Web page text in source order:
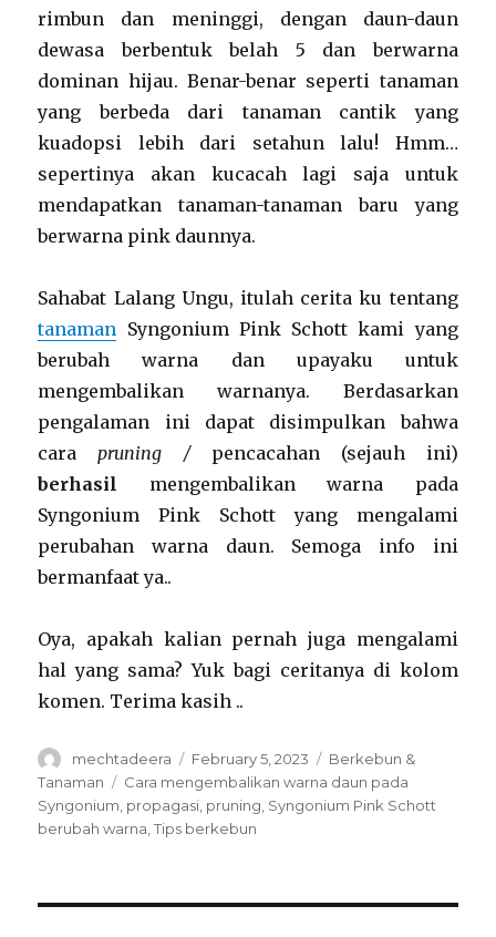
rimbun dan meninggi, dengan daun-daun
dewasa berbentuk belah 5 dan berwarna
dominan hijau. Benar-benar seperti tanaman
yang berbeda dari tanaman cantik yang
kuadopsi lebih dari setahun lalu! Hmm…
sepertinya akan kucacah lagi saja untuk
mendapatkan tanaman-tanaman baru yang
berwarna pink daunnya.
Sahabat Lalang Ungu, itulah cerita ku tentang
tanaman Syngonium Pink Schott kami yang
berubah warna dan upayaku untuk
mengembalikan warnanya. Berdasarkan
pengalaman ini dapat disimpulkan bahwa
cara pruning / pencacahan (sejauh ini)
berhasil
mengembalikan warna pada
Syngonium Pink Schott yang mengalami
perubahan warna daun. Semoga info ini
bermanfaat ya..
Oya, apakah kalian pernah juga mengalami
hal yang sama? Yuk bagi ceritanya di kolom
komen. Terima kasih ..
Author
mechtadeera
Posted
on
February 5, 2023 Categories
Berkebun &
Tanaman
Tags
Cara mengembalikan warna daun pada
Syngonium propagasi pruning Syngonium Pink Schott
berubah warna ,Tips berkebun